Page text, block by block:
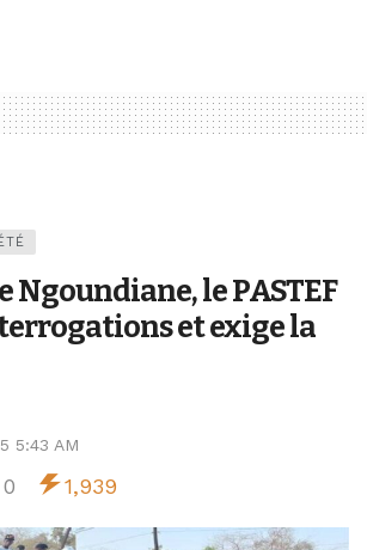
Ngoundiane, le PASTEF
et exige la
5:43 AM
0 1,939